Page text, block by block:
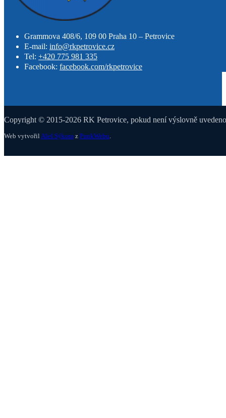
Grammova 408/6, 109 00 Praha 10 – Petrovice
E-mail: info@rkpetrovice.cz
Tel: +420 775 981 335
Facebook: facebook.com/rkpetrovice
Copyright © 2015-2026 RK Petrovice, pokud není výslovně
Web vytvořil Aleš Sýkora z PunkWebu